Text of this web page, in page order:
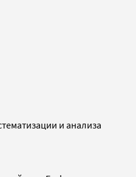
и анализа